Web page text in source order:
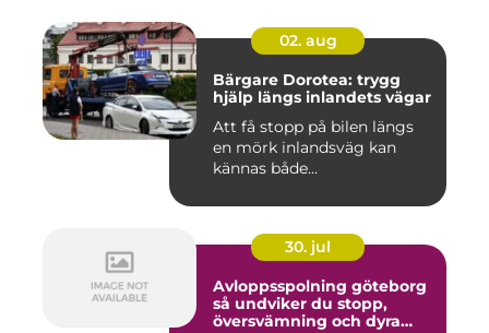
02. aug
Bärgare Dorotea: trygg
hjälp längs inlandets vägar
Att få stopp på bilen längs
en mörk inlandsväg kan
kännas både...
30. jul
Avloppsspolning göteborg
så undviker du stopp,
översvämning och dyra